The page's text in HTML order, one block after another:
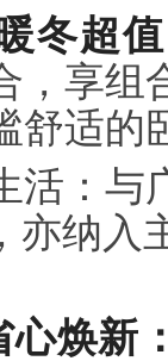
冬超
，享组
舒适的
活：与
亦纳入
心焕新